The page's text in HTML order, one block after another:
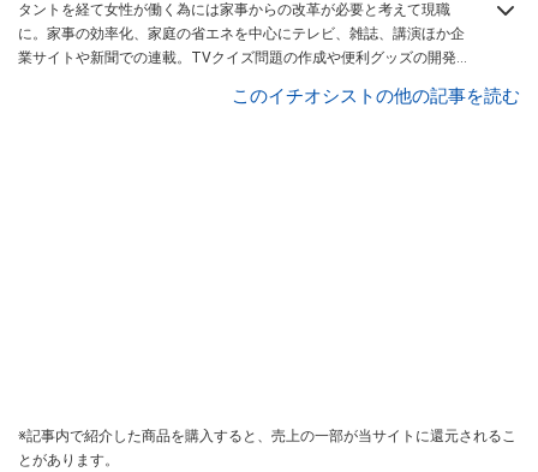
タントを経て女性が働く為には家事からの改革が必要と考えて現職
に。家事の効率化、家庭の省エネを中心にテレビ、雑誌、講演ほか企
業サイトや新聞での連載。TVクイズ問題の作成や便利グッズの開発
このイチオシストの他の記事を読む
※記事内で紹介した商品を購入すると、売上の一部が当サイトに還元されるこ
とがあります。